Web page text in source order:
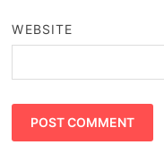
WEBSITE